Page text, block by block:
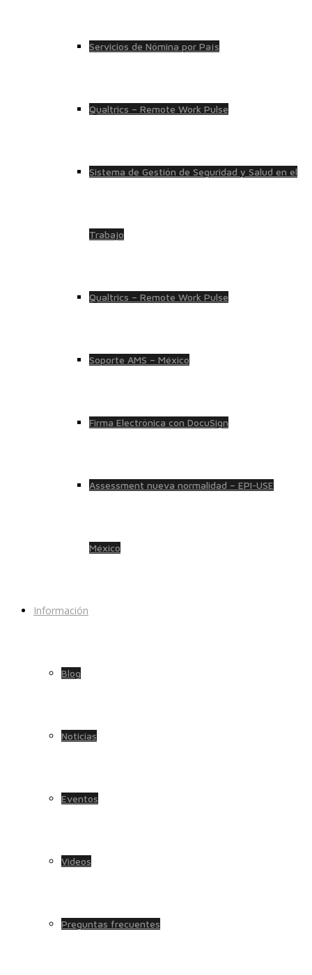
Servicios de Nómina por País
Qualtrics – Remote Work Pulse
Sistema de Gestión de Seguridad y Salud en el
Trabajo
Qualtrics – Remote Work Pulse
Soporte AMS – México
Firma Electrónica con DocuSign
Assessment nueva normalidad – EPI-USE
México
Información
Blog
Noticias
Eventos
Videos
Preguntas frecuentes